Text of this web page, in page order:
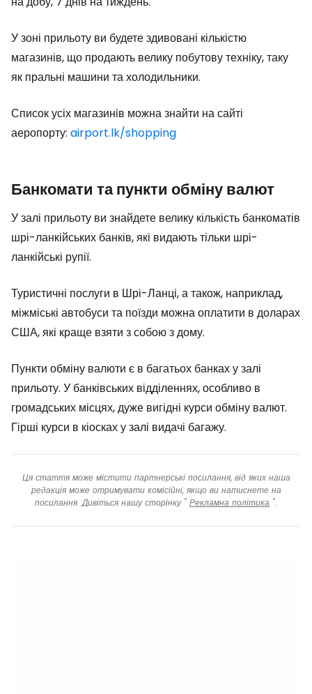
У зоні прильоту ви будете здивовані кількістю
магазинів, що продають велику побутову техніку, таку
як пральні машини та холодильники.
Список усіх магазинів можна знайти на сайті
аеропорту: airport.lk/shopping
Банкомати та пункти обміну валют
У залі прильоту ви знайдете велику кількість банкоматів
шрі-ланкійських банків, які видають тільки шрі-
ланкійські рупії.
Туристичні послуги в Шрі-Ланці, а також, наприклад,
міжміські автобуси та поїзди можна оплатити в доларах
США, які краще взяти з собою з дому.
Пункти обміну валюти є в багатьох банках у залі
прильоту. У банківських відділеннях, особливо в
громадських місцях, дуже вигідні курси обміну валют.
Гірші курси в кіосках у залі видачі багажу.
Ця стаття може містити партнерські посилання, від яких наша
редакція може отримувати комісійні, якщо ви натиснете на
посилання. Дивіться нашу сторінку " Рекламна політика ".